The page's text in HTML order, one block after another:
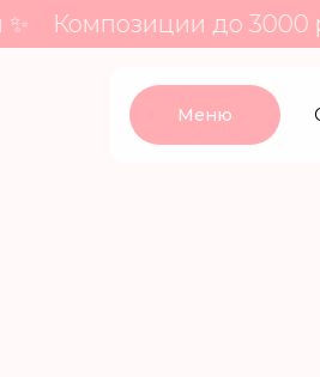
Меню
Композиции до 3000